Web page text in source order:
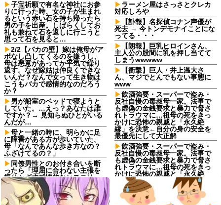
子宝祈願で有名な神社にお参
りに行った時、女の子が生まれ
るという赤い石を持ち帰ったら
男の子を出産。しばらくしてお
礼も兼ねて石を返しに行こうと
思って石を見ると…
2/2【バカの壁】嫁は俺母がア
ポなし凸してくるのを嫌うし、
母は悪意があってか平気で繰り
返す。なぜ嫁姑は仲良くできな
いんだ？なんで女って生き物は
こうもバカで感情的なのだろう
か？
男が船室のベッドで寝ようと
していた。…えっ？あなたは誰
ですか？→ 見知らぬひとがいる
んだが…
母と一緒の時に、明らかに足
に障害がある方が歩いていた。
母「なんであんな歩き方なの？
ふざけてるの？」
同僚男性とのお付き合いを断
ったら「理屈に合わない主張を
振りかざす感情的なヒステリー
女」と言いふらされて・・・
退職してしばらく経った頃、
元職場の取引先から連絡が来
ラーメン屋はさっさとクレカ
対応しろや
【訃報】名探偵コナン声優が
死去 → 今トンデモナイことにな
ってる・・・
【朗報】巨乳ヒロインさん、
主人公の股間に乳を押し当てて
しまうwwwww
【衝撃】巨人・井上温大さ
ん、マジでとんでもない事態に
www
飲酒強要・スーパーで盗み・
反社自慢の毒叔母一家。法事で
も虚偽の金銭要求と暴力で脅さ
れトラウマに…祖母の死をきっ
かけに恐怖の親戚と「永久絶
縁」を決意←自分の身の安全を
最優先にして大正解
飲酒強要・スーパーで盗み・
反社自慢の毒叔母一家。法事で
も虚偽の金銭要求と暴力で脅さ
れトラウマに…祖母の死をきっ
かけに恐怖の親戚と「永久絶
縁」を決意←自分の身の安全を
最優先にして大正解
ジャンポケ斉藤の被害女性